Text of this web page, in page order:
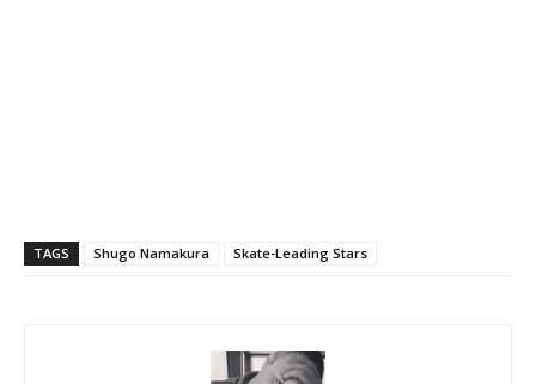
TAGS Shugo Namakura Skate-Leading Stars